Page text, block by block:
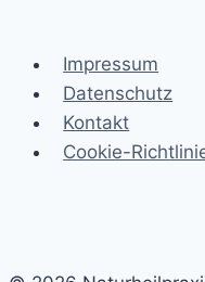
Impressum
Datenschutz
Kontakt
Cookie-